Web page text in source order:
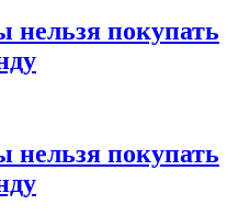
нельзя покупать
нельзя покупать